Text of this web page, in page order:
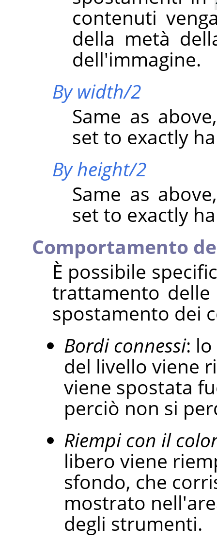
contenuti
della metà
dell'immagine.
By width/2
Same as
set to exactly
By height/2
Same as
set to exactly
Comportamento
È possibile
trattamento
spostamento dei
Bordi connessi:
del livello viene
viene spostata
perciò non si
Riempi con il
libero viene
sfondo, che
mostrato
degli strumenti.